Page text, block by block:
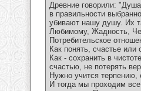
Древние говорили:
в правильности
убивают нашу душу. Их
Любимому, Жадность,
Потребительское
Как понять, счастье
Как - сохранить в
счастью, не потерять
Нужно учится терпению,
И тогда мы проходим